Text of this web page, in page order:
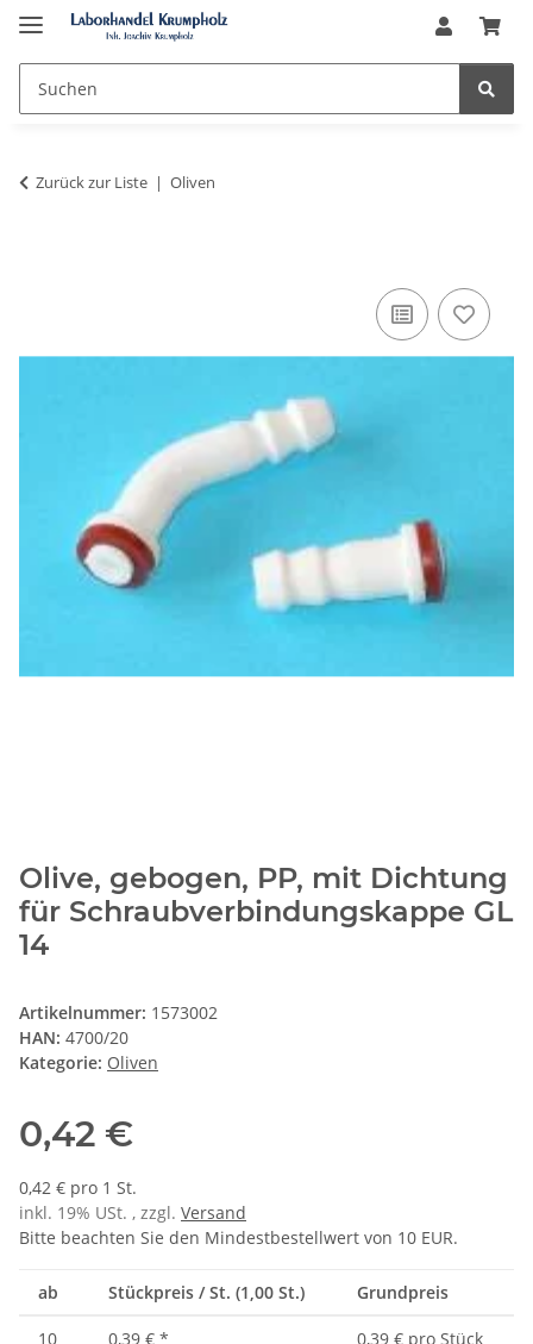
Zurück zur Liste Oliven
Olive, gebogen, PP, mit Dichtung
für Schraubverbindungskappe GL
14
Artikelnummer: 1573002
HAN: 4700/20
Kategorie: Oliven
0,42 €
0,42 € pro 1 St.
inkl. 19% USt. , zzgl. Versand
Bitte beachten Sie den Mindestbestellwert von 10 EUR.
ab Stückpreis / St. (1,00 St.) Grundpreis
10 0,39 € *
0,39 € pro Stück